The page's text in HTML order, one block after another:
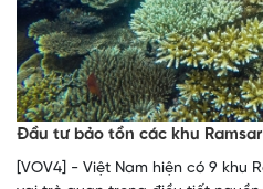
Đầu tư bảo tồn các khu
[VOV4] - Việt Nam hiện có 9 khu